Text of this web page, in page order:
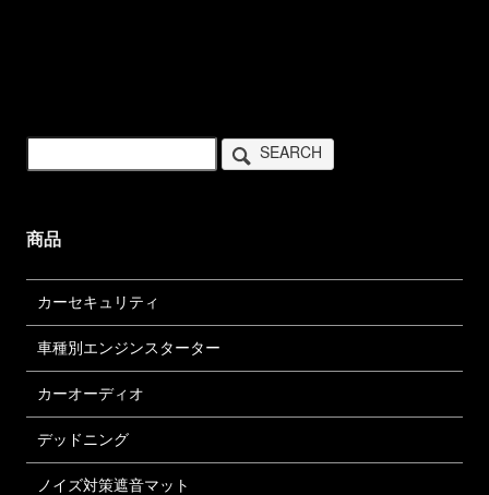
SEARCH
商品
カーセキュリティ
車種別エンジンスターター
カーオーディオ
デッドニング
ノイズ対策遮音マット